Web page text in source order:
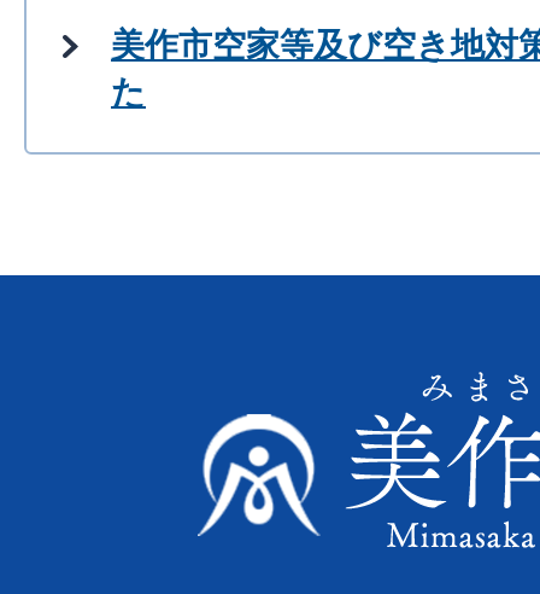
美作市空家等及び空き地対
た